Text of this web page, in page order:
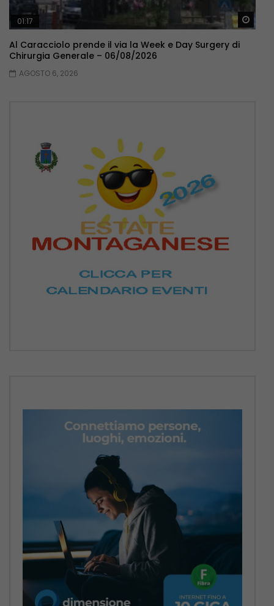
01:17
Al Caracciolo prende il via la Week e Day Surgery di
Chirurgia Generale – 06/08/2026
AGOSTO 6, 2026